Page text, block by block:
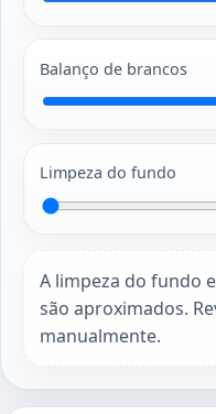
Balanço de brancos
Limpeza do fundo
A limpeza do fundo
são aproximados.
manualmente.